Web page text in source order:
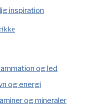
inspiration
og led
og energi
og mineraler